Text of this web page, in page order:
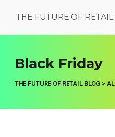
THE FUTURE OF RETAIL
Black Friday
THE FUTURE OF RETAIL BLOG >